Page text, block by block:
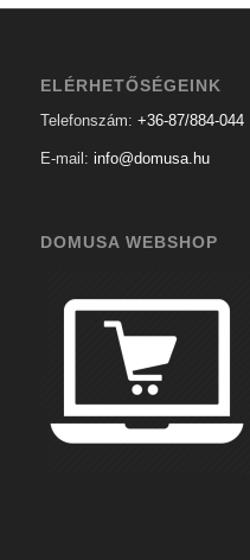
ELÉRHETŐSÉGEINK
Telefonszám: +36-87/884-044
E-mail: info@domusa.hu
DOMUSA WEBSHOP